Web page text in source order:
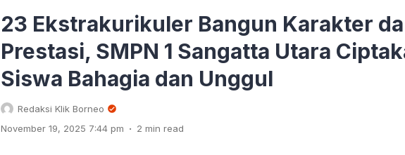
23 Ekstrakurikuler Bangun Karakter
Prestasi, SMPN 1 Sangatta Utara
Siswa Bahagia dan Unggul
Redaksi Klik Borneo
November 19, 2025 7:44 pm . 2 min read